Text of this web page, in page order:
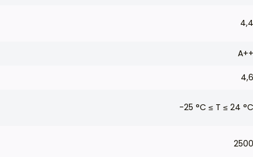
4,4
A++
4,6
-25 °C ≤ T ≤ 24 °C
2500